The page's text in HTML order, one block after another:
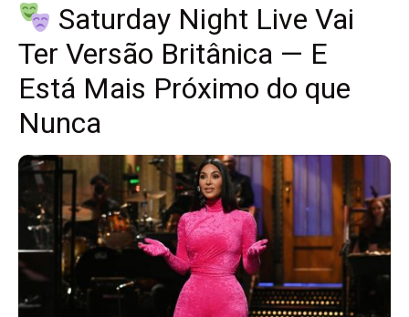
Saturday Night Live Vai
Ter Versão Britânica — E
Está Mais Próximo do que
Nunca